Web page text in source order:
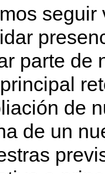
parte de
de
de un